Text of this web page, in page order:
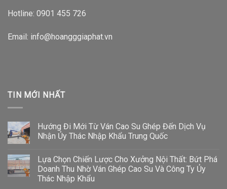
Hotline: 0901 455 726
Email: info@hoangggiaphat.vn
TIN MỚI NHẤT
Hướng Đi Mới Từ Ván Cao Su Ghép Đến Dịch Vụ
Nhận Ủy Thác Nhập Khẩu Trung Quốc
Lựa Chọn Chiến Lược Cho Xưởng Nội Thất: Bứt Phá
Doanh Thu Nhờ Ván Ghép Cao Su Và Công Ty Ủy
Thác Nhập Khẩu